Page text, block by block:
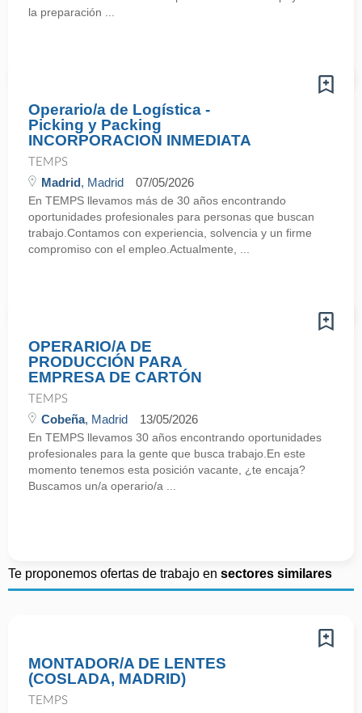
la preparación ...
Operario/a de Logística -
Picking y Packing
INCORPORACION INMEDIATA
TEMPS
Madrid, Madrid 07/05/2026
En TEMPS llevamos más de 30 años encontrando
oportunidades profesionales para personas que buscan
trabajo.Contamos con experiencia, solvencia y un firme
compromiso con el empleo.Actualmente, ...
OPERARIO/A DE
PRODUCCIÓN PARA
EMPRESA DE CARTÓN
TEMPS
Cobeña, Madrid 13/05/2026
En TEMPS llevamos 30 años encontrando oportunidades
profesionales para la gente que busca trabajo.En este
momento tenemos esta posición vacante, ¿te encaja?
Buscamos un/a operario/a ...
Te proponemos ofertas de trabajo en sectores similares
MONTADOR/A DE LENTES
(COSLADA, MADRID)
TEMPS